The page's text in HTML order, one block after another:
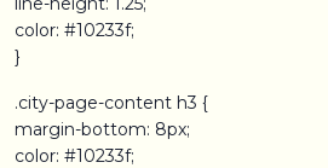
color: #10233f;
}
.city-page-content h3 {
margin-bottom: 8px;
color: #10233f;